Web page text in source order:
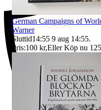
German Campaigns of
Warner
Sluttid14:55 9 aug 14:55.
Pris:100 kr,Eller Köp nu